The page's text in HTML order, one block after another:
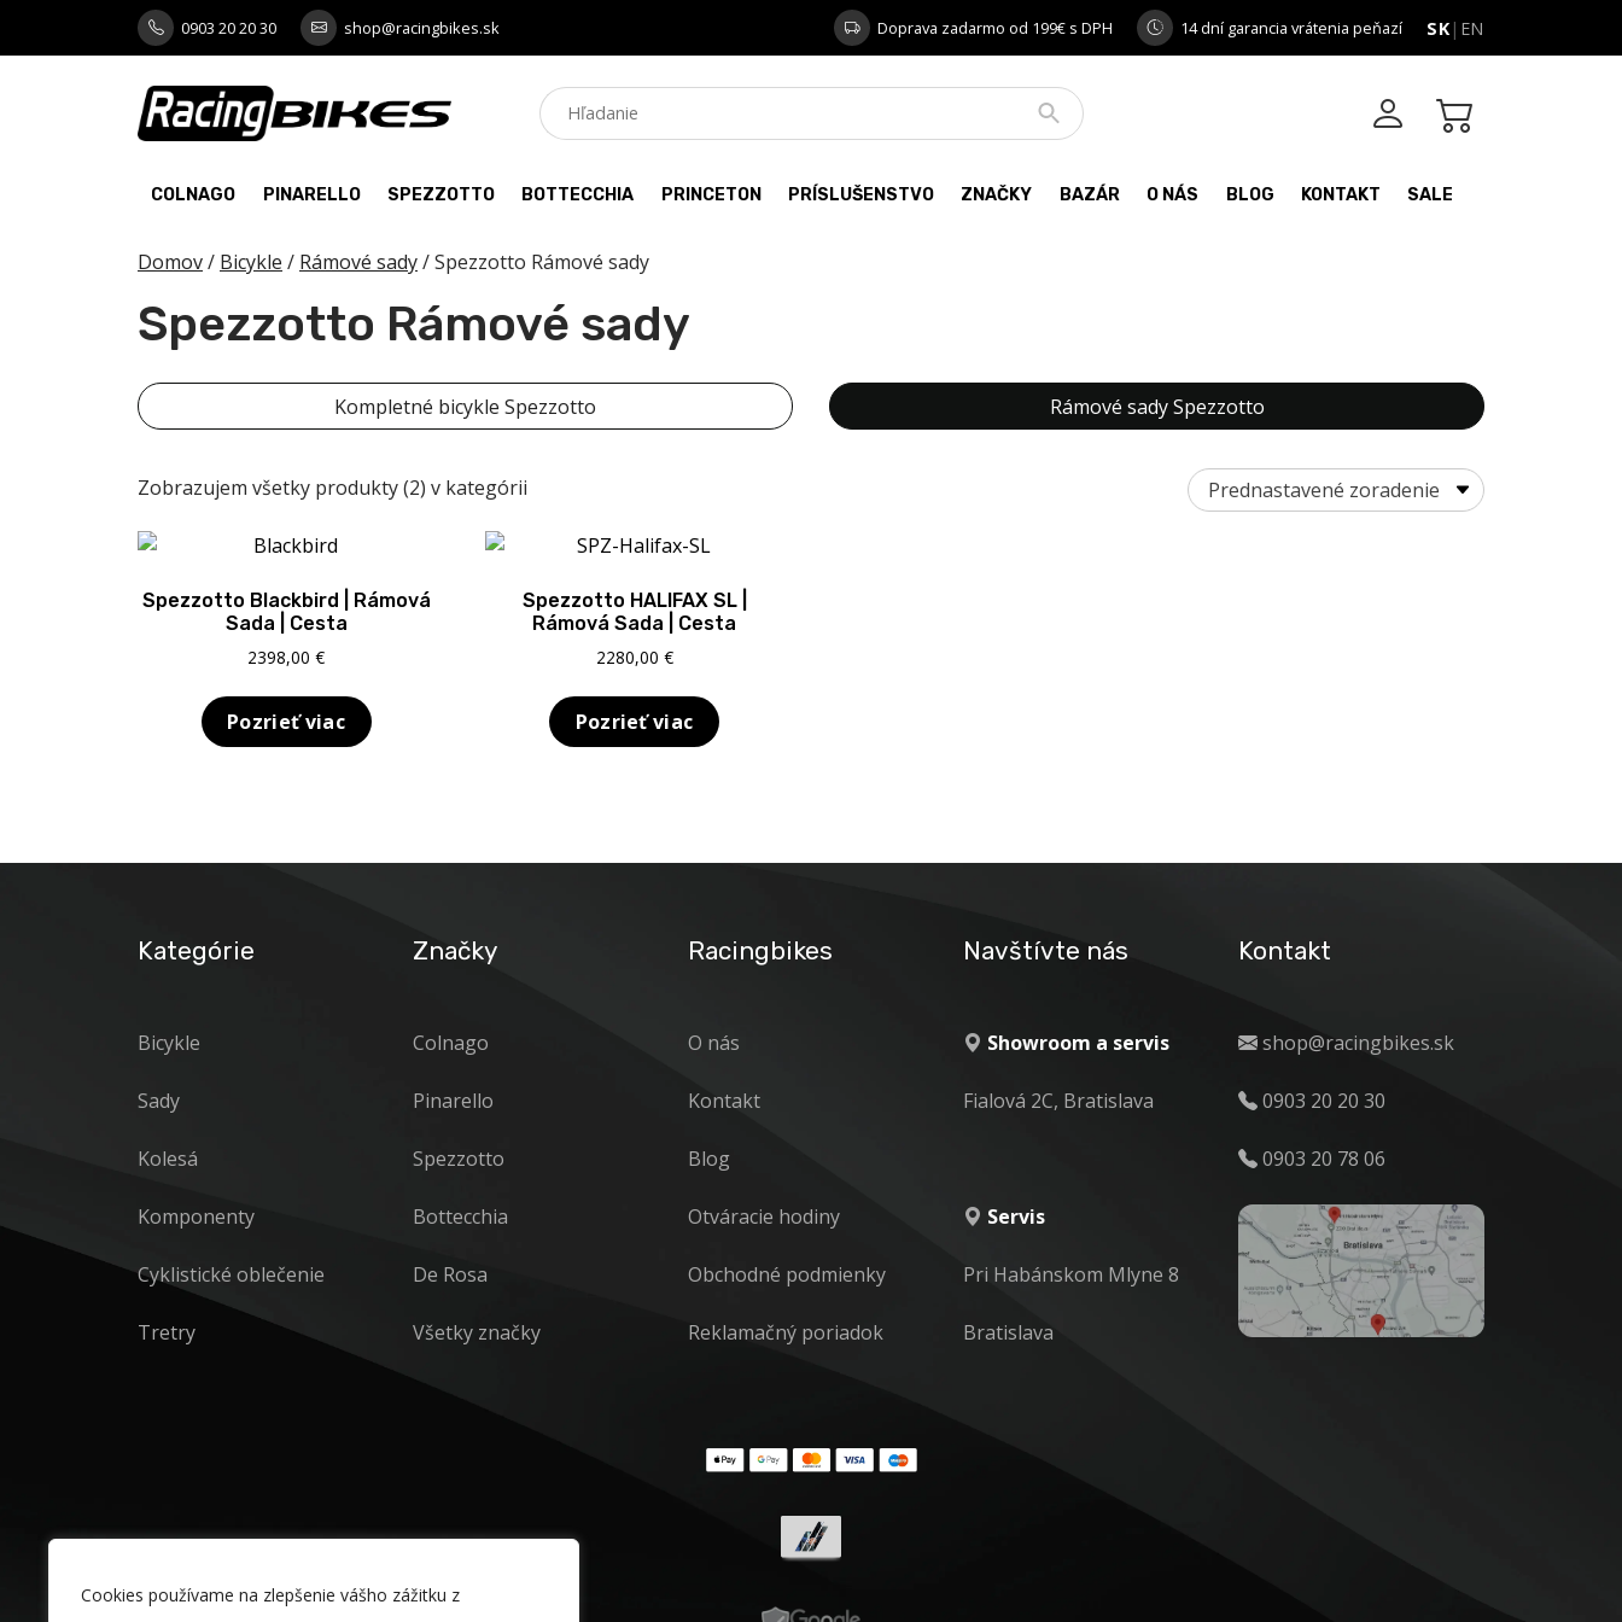
Cookies používame na zlepšenie vášho zážitku z
0903 20 20 30 shop@racingbikes.sk Doprava zadarmo od 199€ s DPH 14 dní garancia vrátenia peňazí SK | EN
COLNAGO PINARELLO SPEZZOTTO BOTTECCHIA PRINCETON PRÍSLUŠENSTVO ZNAČKY BAZÁR O NÁS BLOG KONTAKT SALE
Domov/ Bicykle / Rámové sady/ Spezzotto Rámové sady
Spezzotto Rámové sady
Kompletné bicykle Spezzotto Rámové sady Spezzotto
Zobrazujem všetky produkty (2) v kategórii
Spezzotto Blackbird | Rámová
Sada | Cesta
2398,00€
Pozrieť viac
Spezzotto HALIFAX SL |
Rámová Sada | Cesta
2280,00 €
Pozrieť viac
Kategórie
Bicykle
Sady
Kolesá
Komponenty
Cyklistické oblečenie
Tretry
Značky
Colnago
Pinarello
Spezzotto
Bottecchia
De Rosa
Všetky značky
Racingbikes
O nás
Kontakt
Blog
Otváracie hodiny
Obchodné podmienky
Reklamačný poriadok
Navštívte nás
Showroom a servis
Fialová 2C, Bratislava
Servis
Pri Habánskom Mlyne 8
Bratislava
Kontakt
shop@racingbikes.sk
0903 20 20 30
0903 20 78 06